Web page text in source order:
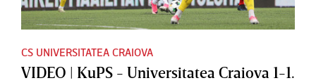
CS UNIVERSITATEA CRAIOVA
VIDEO | KuPS - Universitatea Craiova 1-1.